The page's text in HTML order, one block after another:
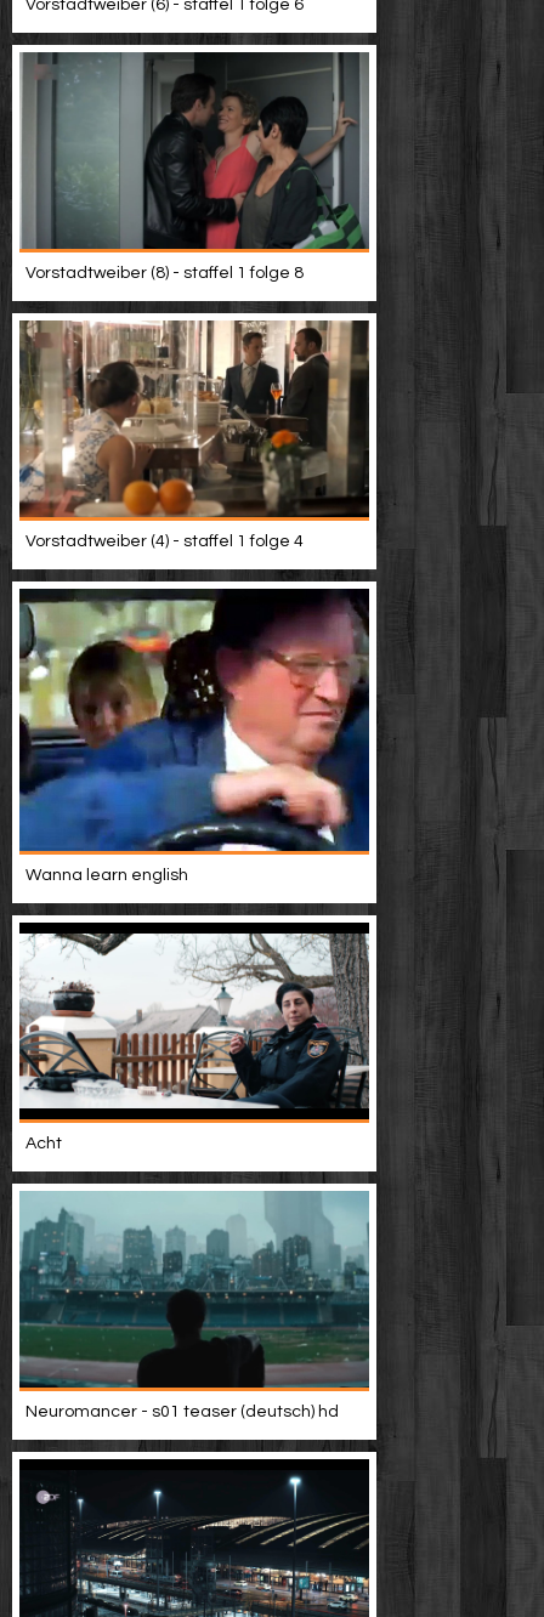
Vorstadtweiber (6) - staffel 1 folge 6
Vorstadtweiber (8) - staffel 1 folge 8
Vorstadtweiber (4) - staffel 1 folge 4
Wanna learn english
Acht
Neuromancer - s01 teaser (deutsch) hd